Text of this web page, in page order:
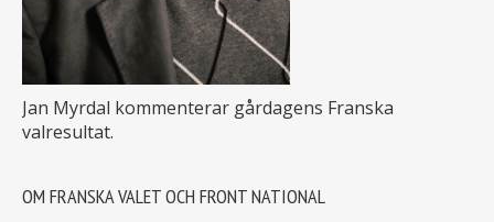
Jan Myrdal kommenterar gårdagens Franska
valresultat.
OM FRANSKA VALET OCH FRONT NATIONAL